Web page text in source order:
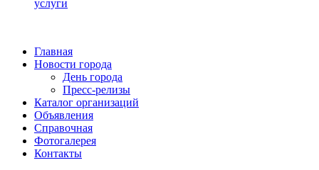
услуги
Главная
Новости города
День города
Пресс-релизы
Каталог организаций
Объявления
Справочная
Фотогалерея
Контакты